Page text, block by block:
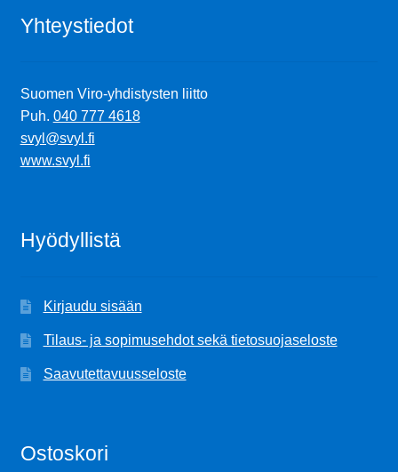
Yhteystiedot
Suomen Viro-yhdistysten liitto
Puh. 040 777 4618
svyl@svyl.fi
www.svyl.fi
Hyödyllistä
Kirjaudu sisään
Tilaus- ja sopimusehdot sekä tietosuojaseloste
Saavutettavuusseloste
Ostoskori